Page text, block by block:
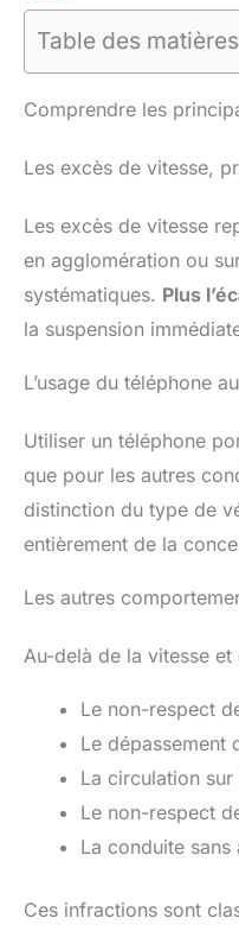
Table des matières
Comprendre les
Les excès de vitesse,
Les excès de vitesse
en agglomération ou
systématiques. Plus
la suspension
L’usage du téléphone
Utiliser un téléphone
que pour les autres
distinction du type de
entièrement de la
Les autres
Au-delà de la vitesse
Le non-respect
Le dépassement
La circulation
Le non-respect
La conduite sans
Ces infractions sont